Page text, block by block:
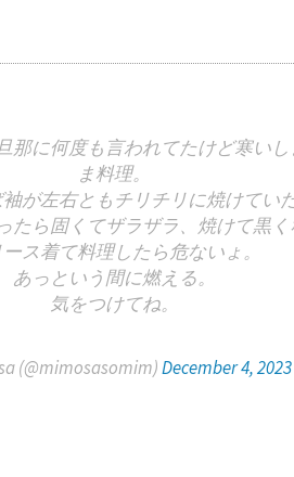
那に何度も言われてたけど寒い
ま料理。
が左右ともチリチリに焼けていた
たら固くてザラザラ、焼けて黒く
ース着て料理したら危ないょ。
あっという間に燃える。
気をつけてね。
(@mimosasomim)December 4, 2023